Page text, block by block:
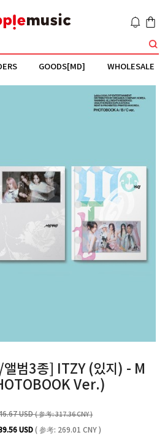
GOODS[MD] WHOLESALE
범3종] ITZY (있지) - M
Ver.)
USD( 参考: 317.36 CNY )
USD( 参考: 269.01 CNY )